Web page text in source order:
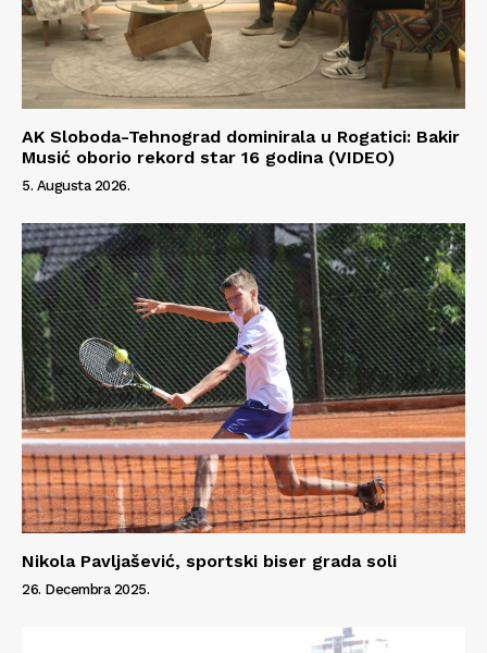
Info
O nama
Kontakt
Impressum
AK Sloboda-Tehnograd dominirala u Rogatici: Bakir
Musić oborio rekord star 16 godina (VIDEO)
5. Augusta 2026.
Nikola Pavljašević, sportski biser grada soli
26. Decembra 2025.